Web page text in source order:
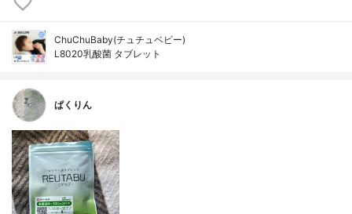
ChuChuBaby(チュチュベビー)
L8020乳酸菌 タブレット
ぱくりん